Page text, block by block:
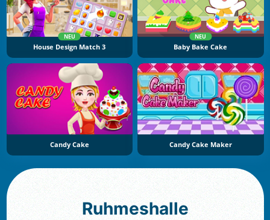
NEU
House Design Match 3
NEU
Baby Bake Cake
Candy Cake Candy Cake Maker
Ruhmeshalle